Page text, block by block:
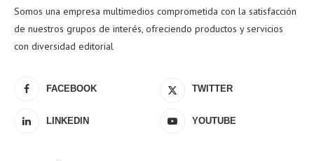
Somos una empresa multimedios comprometida con la satisfacción
de nuestros grupos de interés, ofreciendo productos y servicios
con diversidad editorial
FACEBOOK TWITTER
LINKEDIN YOUTUBE